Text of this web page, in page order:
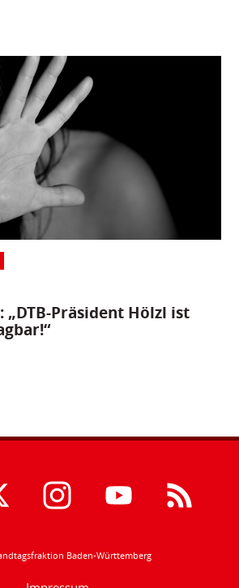
„DTB-Präsident Hölzl ist
Baden-Württemberg